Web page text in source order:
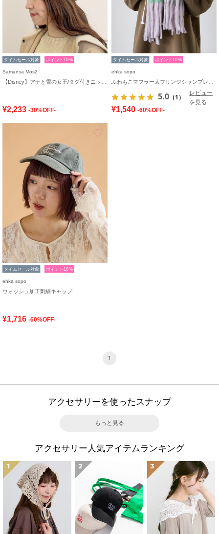
タイムセール対象 ポイント10%
Samansa Mos2
¥2,233 -30%OFF-
タイムセール対象 ポイント10%
ehka sopo
5.0 （1）
レビュー
を見る
¥1,540 -60%OFF-
タイムセール対象 ポイント10%
ehka sopo
ウォッシュ加工刺繍キャップ
¥1,716 -60%OFF-
1
アクセサリーを使ったスナップ
もっと見る
アクセサリー人気アイテムランキング
1 2 3